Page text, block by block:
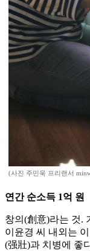
(사진 주민욱 프리랜서
연간 순소득 1억 원
창의(創意)라는 것.
이윤경 씨 내외는
(强壯)과 치병에 좋